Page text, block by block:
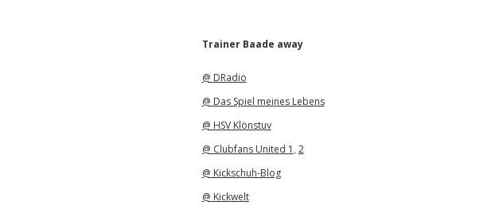
iTrainer Baade away
@ DRadio
@ Das Spiel meines Lebens
@ HSV Klönstuv
@ Clubfans United 1 , 2
@ Kickschuh-Blog
@ Kickwelt